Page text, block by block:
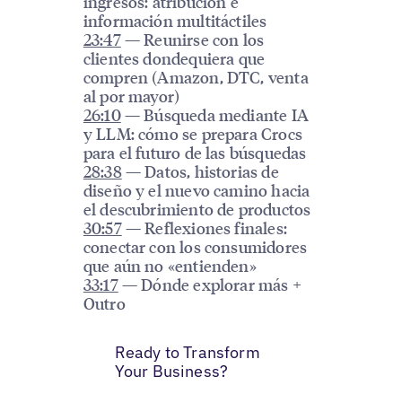
información multitáctiles
23:47— Reunirse con los
clientes dondequiera que
compren (Amazon, DTC, venta
al por mayor)
26:10— Búsqueda mediante IA
y LLM: cómo se prepara Crocs
para el futuro de las búsquedas
28:38— Datos, historias de
diseño y el nuevo camino hacia
el descubrimiento de productos
30:57— Reflexiones finales:
conectar con los consumidores
que aún no «entienden»
33:17— Dónde explorar más +
Outro
Ready to Transform
Your Business?